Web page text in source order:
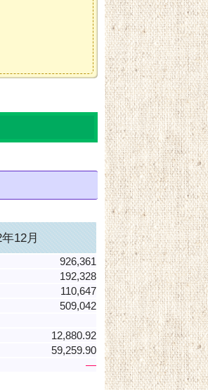
12月
926,361
192,328
110,647
509,042
12,880.92
59,259.90
―